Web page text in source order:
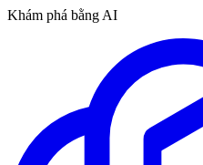
Khám phá bằng AI